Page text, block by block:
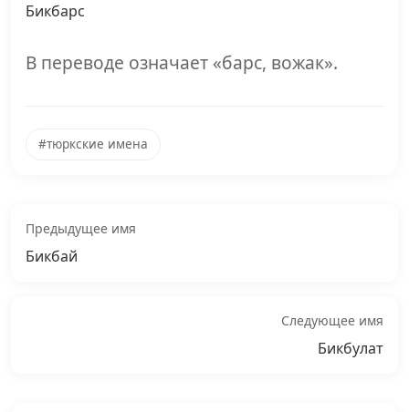
Бикбарс
В переводе означает «барс, вожак».
#тюркские имена
Предыдущее имя
Бикбай
Следующее имя
Бикбулат